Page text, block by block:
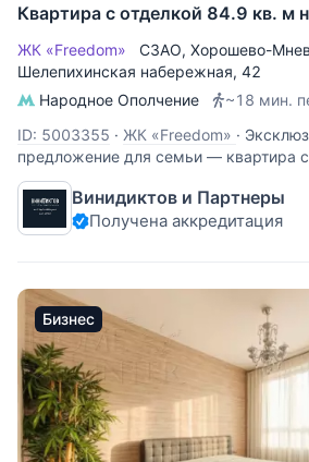
Квартира с отделкой 84.9 кв. м
ЖК «Freedom» СЗАО, Хорошево-
Шелепихинская набережная, 42
Народное Ополчение
~18 мин.
ID: 5003355 · ЖК «Freedom» ·
предложение для семьи — квартира
изолированными комнатами, с
современным ремонтом, полностью
мебелью и бытовой техникой
Винидиктов и Партнеры
Получена аккредитация
Бизнес